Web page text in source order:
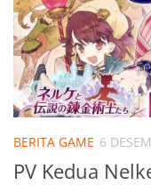
BERITA GAME 6
PV Kedua